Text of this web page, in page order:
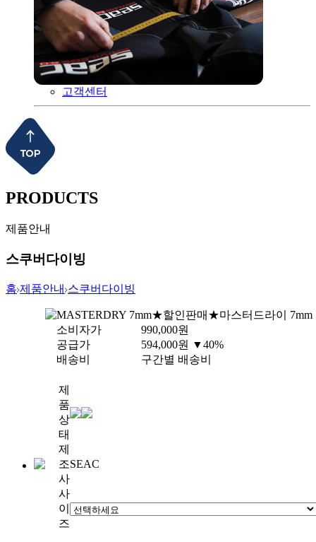
고객센터
PRODUCTS
제품안내
스쿠버다이빙
홈 제품안내 스쿠버다이빙
MASTERDRY 7mm★할인판매★마스터드라이 7mm
소비자가
990,000원
공급가
594,000원 ▼40%
배송비
구간별 배송비
제
품
상
태
제
조
사
SEAC
사
이
즈